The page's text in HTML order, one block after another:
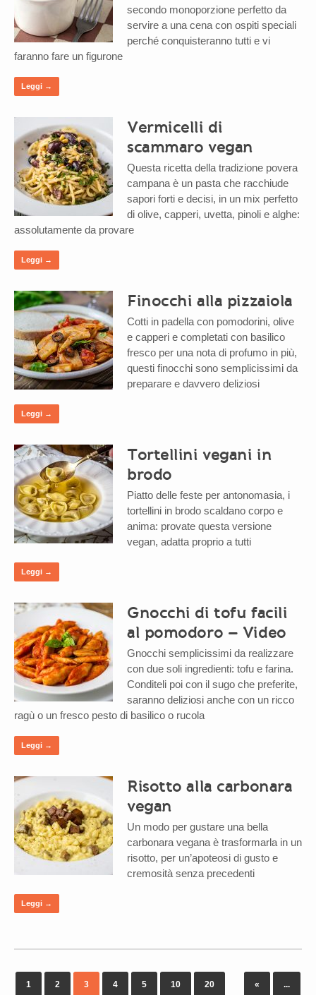
secondo monoporzione perfetto da
servire a una cena con ospiti speciali
perché conquisteranno tutti e vi
faranno fare un figurone
Leggi →
Vermicelli di
scammaro vegan
Questa ricetta della tradizione povera
campana è un pasta che racchiude
sapori forti e decisi, in un mix perfetto
di olive, capperi, uvetta, pinoli e alghe:
assolutamente da provare
Leggi →
Finocchi alla pizzaiola
Cotti in padella con pomodorini, olive
e capperi e completati con basilico
fresco per una nota di profumo in più,
questi finocchi sono semplicissimi da
preparare e davvero deliziosi
Leggi →
Tortellini vegani in
brodo
Piatto delle feste per antonomasia, i
tortellini in brodo scaldano corpo e
anima: provate questa versione
vegan, adatta proprio a tutti
Leggi →
Gnocchi di tofu facili
al pomodoro – Video
Gnocchi semplicissimi da realizzare
con due soli ingredienti: tofu e farina.
Conditeli poi con il sugo che preferite,
saranno deliziosi anche con un ricco
ragù o un fresco pesto di basilico o rucola
Leggi →
Risotto alla carbonara
vegan
Un modo per gustare una bella
carbonara vegana è trasformarla in un
risotto, per un’apoteosi di gusto e
cremosità senza precedenti
Leggi →
«
1 2 3 4 5 ...
10 20